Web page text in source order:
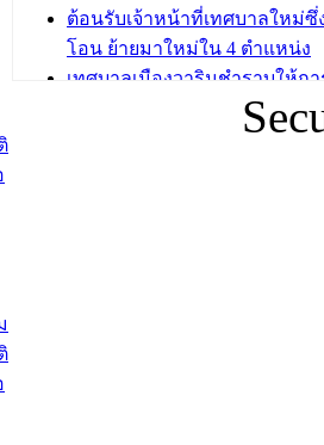
ต้อนรับเจ้าหน้าที่เทศบาลใหม่ซึ่
โอน ย้ายมาใหม่ใน 4 ตำแหน่ง
เทศบาลเมืองวารินชำราบให้กา
ต้อนรับพนักงานเทศบาลผู้ผ่านก
สรรหาให้ดำรงตำแหน่งสายงา